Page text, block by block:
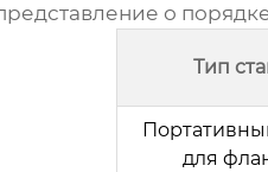
о
Тип
для